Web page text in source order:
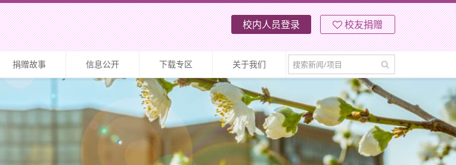
校内人员登录 校友捐赠
捐赠故事 信息公开 下载专区 关于我们